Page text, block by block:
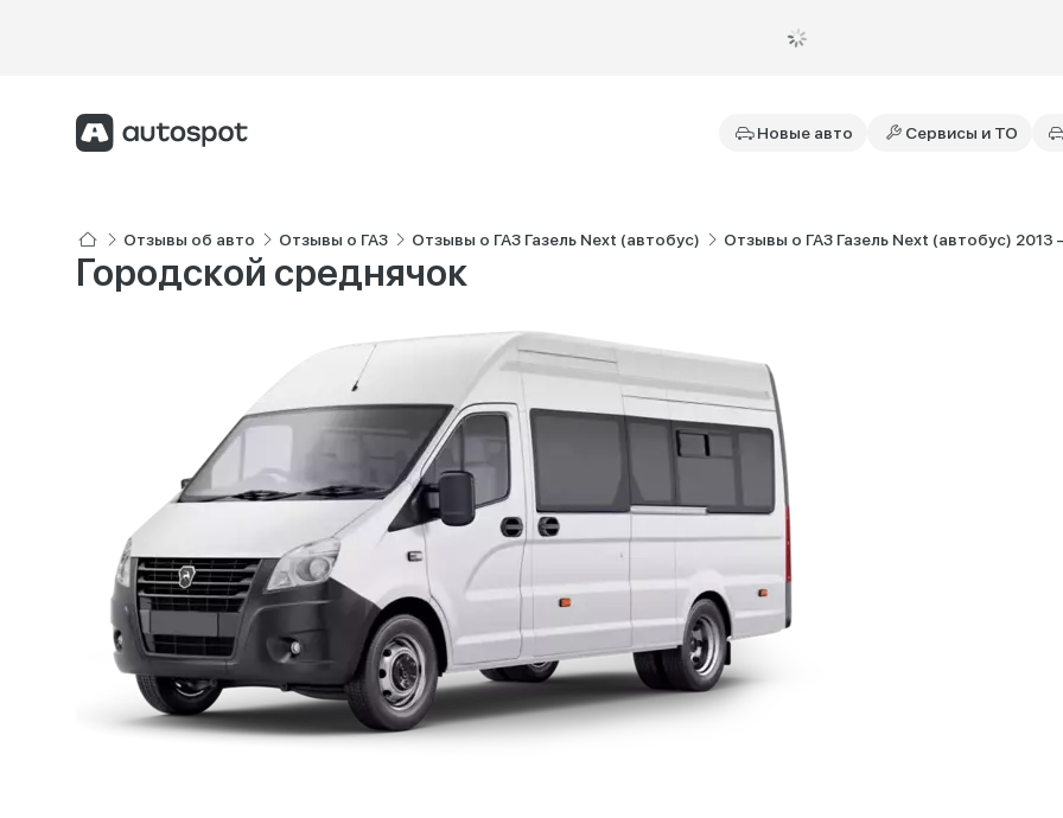
Новые авто Сервисы и ТО
Отзывы об авто Отзывы о ГАЗ Отзывы о ГАЗ Газель Next (автобус) Отзывы о ГАЗ Газель Next (автобус) 2013 –
Городской среднячок